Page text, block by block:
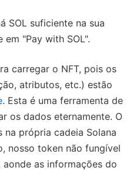
SOL suficiente na sua
"Pay with SOL".
carregar o NFT, pois os
atributos, etc.) estão
. Esta é uma ferramenta de
os dados eternamente. O
na própria cadeia Solana
nosso token não fungível
as informações do